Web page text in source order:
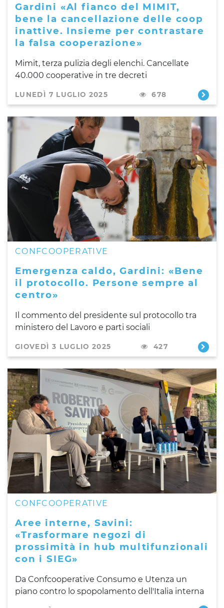
Gardini «Al fianco del MIMIT,
bene la cancellazione delle coop
inattive. Insieme per contrastare
la falsa cooperazione»
Mimit, terza pulizia degli elenchi. Cancellate
40.000 cooperative in tre decreti
LUNEDÌ 7 LUGLIO 2025 678
CONFCOOPERATIVE
Emergenza caldo, Gardini: «Bene
il protocollo. Persone sempre al
centro»
Il commento del presidente sul protocollo tra
ministero del Lavoro e parti sociali
GIOVEDÌ 3 LUGLIO 2025 427
CONFCOOPERATIVE
Aree interne, Savini:
«Trasformare negozi di
prossimità in hub multifunzionali
con i SIEG»
Da Confcooperative Consumo e Utenza un
piano contro lo spopolamento dell'Italia interna